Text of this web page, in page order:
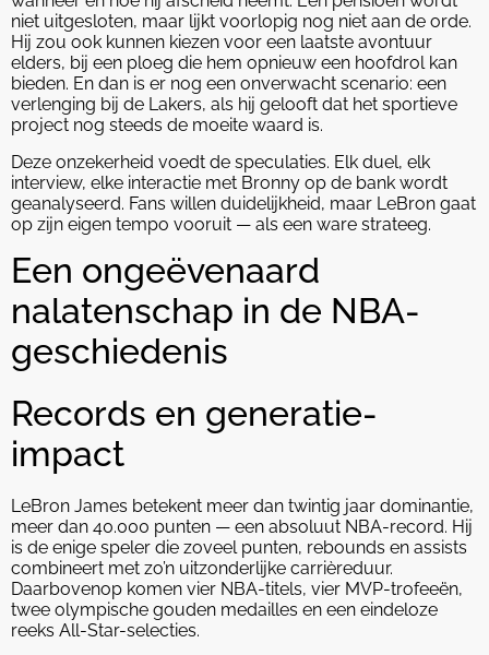
niet uitgesloten, maar lijkt voorlopig nog niet aan de orde.
Hij zou ook kunnen kiezen voor een laatste avontuur
elders, bij een ploeg die hem opnieuw een hoofdrol kan
bieden. En dan is er nog een onverwacht scenario: een
verlenging bij de Lakers, als hij gelooft dat het sportieve
project nog steeds de moeite waard is.
Deze onzekerheid voedt de speculaties. Elk duel, elk
interview, elke interactie met Bronny op de bank wordt
geanalyseerd. Fans willen duidelijkheid, maar LeBron gaat
op zijn eigen tempo vooruit — als een ware strateeg.
Een ongeëvenaard
nalatenschap in de NBA-
geschiedenis
Records en generatie-
impact
LeBron James betekent meer dan twintig jaar dominantie,
meer dan 40.000 punten — een absoluut NBA-record. Hij
is de enige speler die zoveel punten, rebounds en assists
combineert met zo’n uitzonderlijke carrièreduur.
Daarbovenop komen vier NBA-titels, vier MVP-trofeeën,
twee olympische gouden medailles en een eindeloze
reeks All-Star-selecties.